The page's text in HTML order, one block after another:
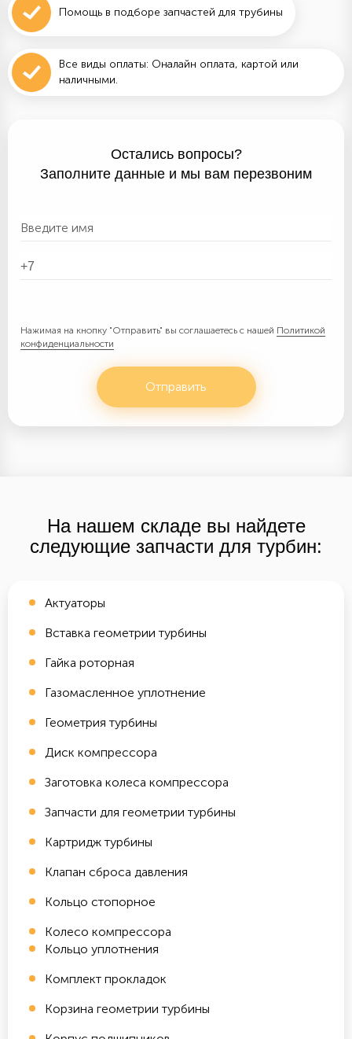
Помощь в подборе запчастей для трубины
Все виды оплаты: Оналайн оплата, картой или
наличными.
Остались вопросы?
Заполните данные и мы вам перезвоним
Нажимая на кнопку "Отправить" вы соглашаетесь с нашей Политикой
конфиденциальности
Отправить
На нашем складе вы найдете
следующие запчасти для турбин:
Актуаторы
Вставка геометрии турбины
Гайка роторная
Газомасленное уплотнение
Геометрия турбины
Диск компрессора
Заготовка колеса компрессора
Запчасти для геометрии турбины
Картридж турбины
Клапан сброса давления
Кольцо стопорное
Колесо компрессора
Кольцо уплотнения
Комплект прокладок
Корзина геометрии турбины